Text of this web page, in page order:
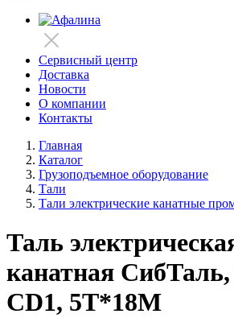
Сервисный центр
Доставка
Новости
О компании
Контакты
Главная
Каталог
Грузоподъемное оборудование
Тали
Тали электрические канатные
Таль
канатная
CD1, 5Т*18М